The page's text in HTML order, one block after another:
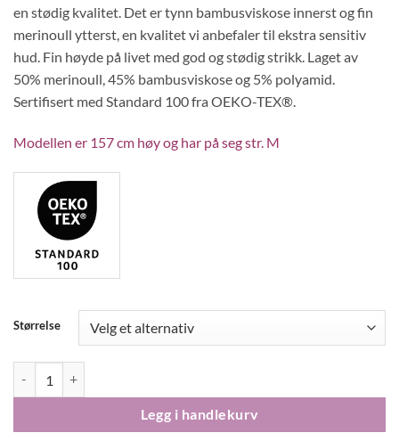
en stødig kvalitet. Det er tynn bambusviskose innerst og fin
merinoull ytterst, en kvalitet vi anbefaler til ekstra sensitiv
hud. Fin høyde på livet med god og stødig strikk. Laget av
50% merinoull, 45% bambusviskose og 5% polyamid.
Sertifisert med Standard 100 fra OEKO-TEX®.
Modellen er 157 cm høy og har på seg str. M
Størrelse
Legg i handlekurv